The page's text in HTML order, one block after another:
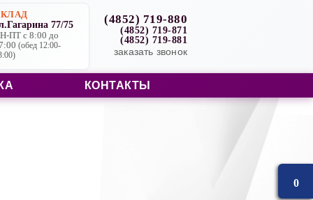
77/75
ПТ с 8:00 до
(обед 12:00-
(4852) 719-880
(4852) 719-871
(4852) 719-881
заказать звонок
КОНТАКТЫ
0